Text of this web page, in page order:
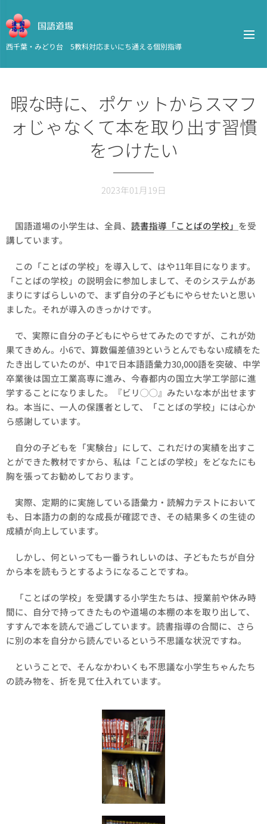
国語道場
西千葉・みどり台 5教科対応まいにち通える個別指導
暇な時に、ポケットからスマフ
ォじゃなくて本を取り出す習慣
をつけたい
2023年01月19日
国語道場の小学生は、全員、 読書指導「ことばの学校」 を受
講しています。
この「ことばの学校」を導入して、はや11年目になります。
「ことばの学校」の説明会に参加しまして、そのシステムがあ
まりにすばらしいので、まず自分の子どもにやらせたいと思い
ました。それが導入のきっかけです。
で、実際に自分の子どもにやらせてみたのですが、これが効
果てきめん。小6で、算数偏差値39というとんでもない成績をた
たき出していたのが、中1で日本語語彙力30,000語を突破、中学
卒業後は国立工業高専に進み、今春都内の国立大学工学部に進
学することになりました。『ビリ◯◯』みたいな本が出せます
ね。本当に、一人の保護者として、「ことばの学校」には心か
ら感謝しています。
自分の子どもを「実験台」にして、これだけの実績を出すこ
とができた教材ですから、私は「ことばの学校」をどなたにも
胸を張ってお勧めしております。
実際、定期的に実施している語彙力・読解力テストにおいて
も、日本語力の劇的な成長が確認でき、その結果多くの生徒の
成績が向上しています。
しかし、何といっても一番うれしいのは、子どもたちが自分
から本を読もうとするようになることですね。
「ことばの学校」を受講する小学生たちは、授業前や休み時
間に、自分で持ってきたものや道場の本棚の本を取り出して、
すすんで本を読んで過ごしています。読書指導の合間に、さら
に別の本を自分から読んでいるという不思議な状況ですね。
ということで、そんなかわいくも不思議な小学生ちゃんたち
の読み物を、折を見て仕入れています。